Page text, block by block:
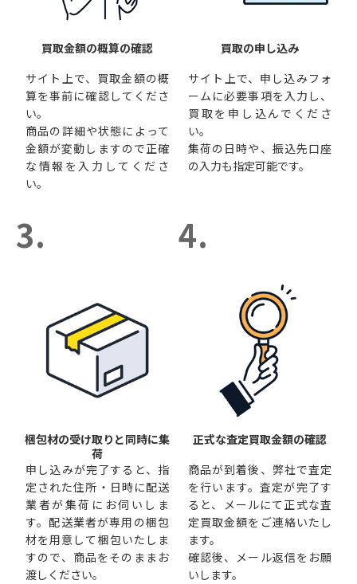
買取金額の概算の確認
サイト上で、買取金額の概
算を事前に確認してくださ
い。
商品の詳細や状態によって
金額が変動しますので正確
な情報を入力してくださ
い。
買取の申し込み
サイト上で、申し込みフォ
ームに必要事項を入力し、
買取を申し込んでくださ
い。
集荷の日時や、振込先口座
の入力も指定可能です。
3.
梱包材の受け取りと同時に集
荷
申し込みが完了すると、指
定された住所・日時に配送
業者が集荷にお伺いしま
す。配送業者が専用の梱包
材を用意して梱包いたしま
すので、商品をそのままお
渡しください。
4.
正式な査定買取金額の確認
商品が到着後、弊社で査定
を行います。査定が完了す
ると、メールにて正式な査
定買取金額をご連絡いたし
ます。
確認後、メール返信をお願
いします。